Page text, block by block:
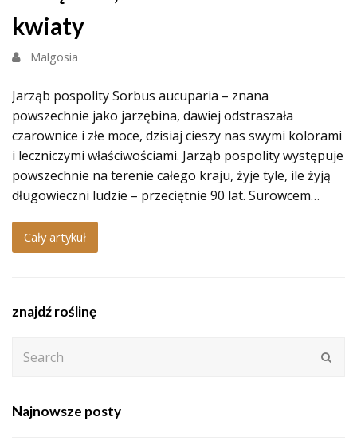
kwiaty
Malgosia
Jarząb pospolity Sorbus aucuparia – znana
powszechnie jako jarzębina, dawiej odstraszała
czarownice i złe moce, dzisiaj cieszy nas swymi kolorami
i leczniczymi właściwościami. Jarząb pospolity występuje
powszechnie na terenie całego kraju, żyje tyle, ile żyją
długowieczni ludzie – przeciętnie 90 lat. Surowcem…
Cały artykuł
znajdź roślinę
Najnowsze posty